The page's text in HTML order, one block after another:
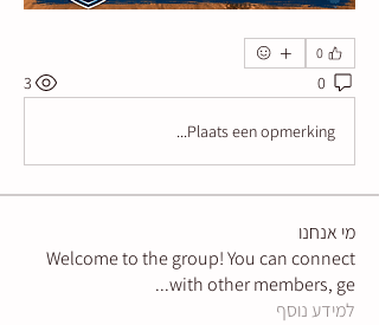
0
0
3
Plaats een opmerking...
מי אנחנו
Welcome to the group! You can connect
with other members, ge
...
למידע נוסף